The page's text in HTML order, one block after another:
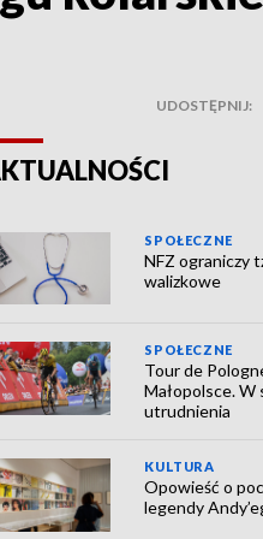
UDOSTĘPNIJ:
SPOŁECZNE
NFZ ograniczy
walizkowe
SPOŁECZNE
Tour de
Małopolsce.
utrudnienia
KULTURA
Opowieść o
legendy